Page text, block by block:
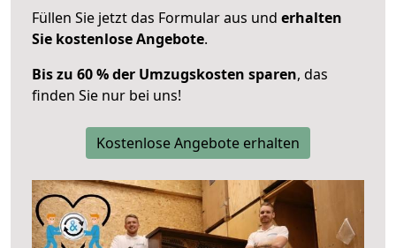
Füllen Sie jetzt das Formular aus und erhalten
Sie kostenlose Angebote.
Bis zu 60 % der Umzugskosten sparen, das
finden Sie nur bei uns!
Kostenlose Angebote erhalten